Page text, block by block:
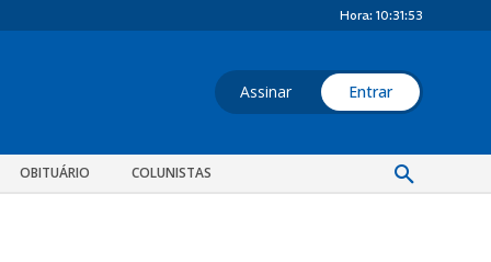
Hora: 10:31:54
Assinar Entrar
OBITUÁRIO COLUNISTAS